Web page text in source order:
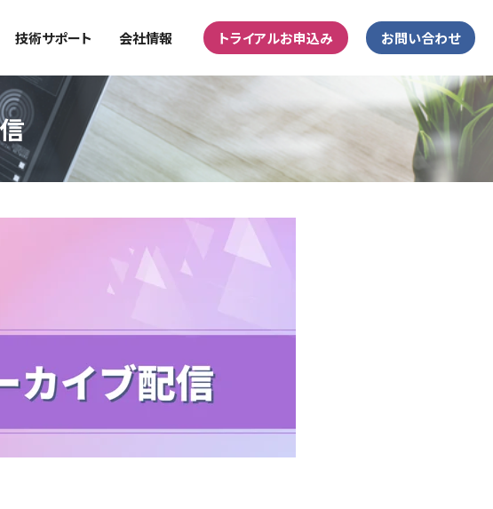
技術サポート 会社情報 トライアルお申込み お問い合わせ